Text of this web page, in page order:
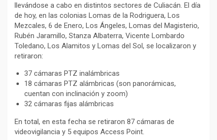
llevándose a cabo en distintos sectores de Culiacán. El día
de hoy, en las colonias Lomas de la Rodriguera, Los
Mezcales, 6 de Enero, Los Ángeles, Lomas del Magisterio,
Rubén Jaramillo, Stanza Albaterra, Vicente Lombardo
Toledano, Los Alamitos y Lomas del Sol, se localizaron y
retiraron:
37 cámaras PTZ inalámbricas
18 cámaras PTZ alámbricas (son panorámicas,
cuentan con inclinación y zoom)
32 cámaras fijas alámbricas
En total, en esta fecha se retiraron 87 cámaras de
videovigilancia y 5 equipos Access Point.